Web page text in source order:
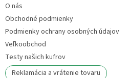
O nás
Obchodné podmienky
Podmienky ochrany osobných údajov
Veľkoobchod
Testy našich kufrov
Reklamácia a vrátenie tovaru